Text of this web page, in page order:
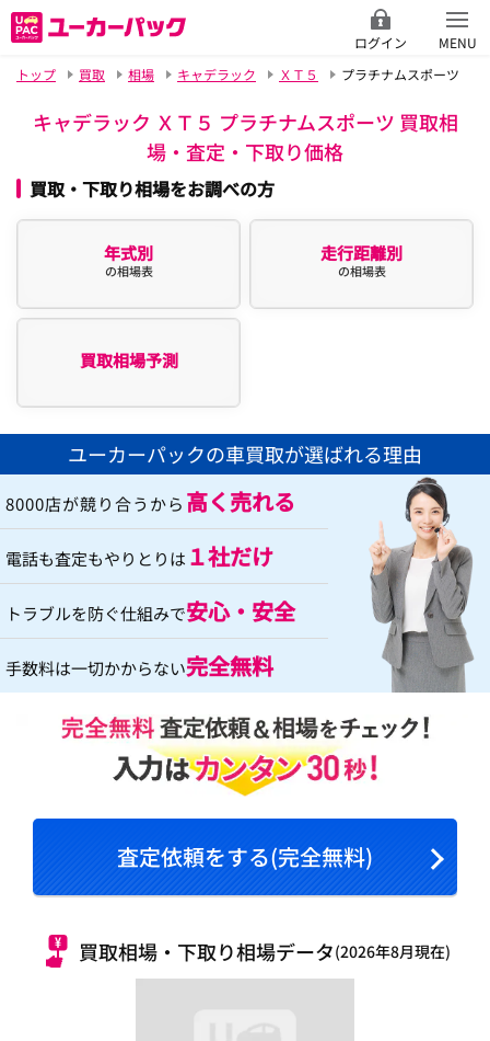
ログイン
MENU
トップ
買取 相場 キャデラック ＸＴ５ プラチナムスポーツ
キャデラック ＸＴ５ プラチナムスポーツ 買取相
場・査定・下取り価格
買取・下取り相場をお調べの方
年式別
の相場表
走行距離別
の相場表
買取相場予測
ユーカーパックの車買取が選ばれる理由
8000店が競り合うから 高く売れる
電話も査定もやりとりは １社だけ
トラブルを防ぐ仕組みで安心・安全
手数料は一切かからない完全無料
査定依頼をする(完全無料)
買取相場・下取り相場データ(2026年8月現在)